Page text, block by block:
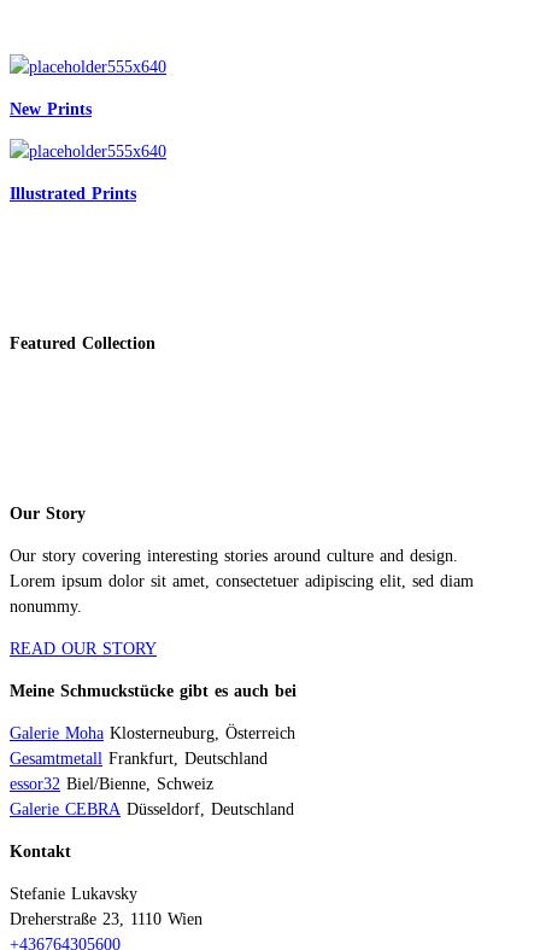
New Prints
Illustrated Prints
Featured Collection
Our Story
Our story covering interesting stories around culture and design.
Lorem ipsum dolor sit amet, consectetuer adipiscing elit, sed diam
nonummy.
READ OUR STORY
Meine Schmuckstücke gibt es auch bei
Galerie Moha Klosterneuburg, Österreich
Gesamtmetall Frankfurt, Deutschland
essor32 Biel/Bienne, Schweiz
Galerie CEBRA Düsseldorf, Deutschland
Kontakt
Stefanie Lukavsky
Dreherstraße 23, 1110 Wien
+436764305600